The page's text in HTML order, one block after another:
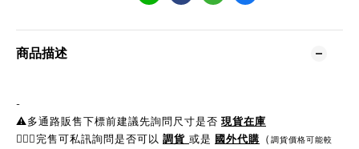
商品描述
-
⚠️多通路販售下標前建議先詢問尺寸是否 現貨在庫
🙋🏼‍♀完售可私訊詢問是否可以 調貨 或是 國外代購 （ 調貨價格可能較